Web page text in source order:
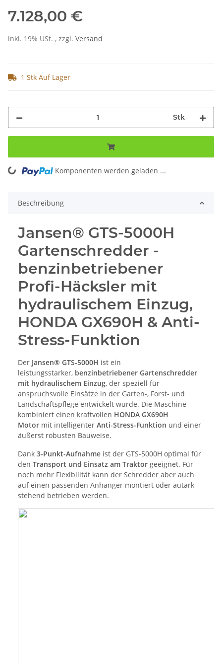
7.128,00 €
inkl. 19% USt. , zzgl. Versand
1 Stk Auf Lager
Stk
Komponenten werden geladen ...
Beschreibung
Jansen® GTS-5000H
Gartenschredder -
benzinbetriebener
Profi-Häcksler mit
hydraulischem Einzug,
HONDA GX690H & Anti-
Stress-Funktion
Der Jansen® GTS-5000H ist ein
leistungsstarker, benzinbetriebener Gartenschredder
mit hydraulischem Einzug, der speziell für
anspruchsvolle Einsätze in der Garten-, Forst- und
Landschaftspflege entwickelt wurde. Die Maschine
kombiniert einen kraftvollen HONDA GX690H
Motor mit intelligenter Anti-Stress-Funktion und einer
äußerst robusten Bauweise.
Dank 3-Punkt-Aufnahme ist der GTS-5000H optimal für
den Transport und Einsatz am Traktor geeignet. Für
noch mehr Flexibilität kann der Schredder aber auch
auf einen passenden Anhänger montiert oder autark
stehend betrieben werden.